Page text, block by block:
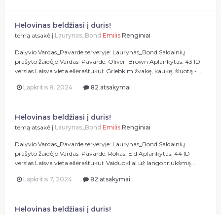
Helovinas beldžiasi į duris!
temą atsakė į Laurynas_Bond Emilis Renginiai
Dalyvio Vardas_Pavarde serveryje: Laurynas_Bond Saldainių
prašyto žaidėjo Vardas_Pavarde: Oliver_Brown Aplankytas: 43 ID
verslas Laisva vieta eilėraštukui: Griebkim žvakę, kaukę, šluotą - ...
Lapkritis 8, 2024 82 atsakymai
Helovinas beldžiasi į duris!
temą atsakė į Laurynas_Bond Emilis Renginiai
Dalyvio Vardas_Pavarde serveryje: Laurynas_Bond Saldainių
prašyto žaidėjo Vardas_Pavarde: Rokas_Eid Aplankytas: 44 ID
verslas Laisva vieta eilėraštukui: Vaiduokliai už lango triukšmą...
Lapkritis 7, 2024 82 atsakymai
Helovinas beldžiasi į duris!